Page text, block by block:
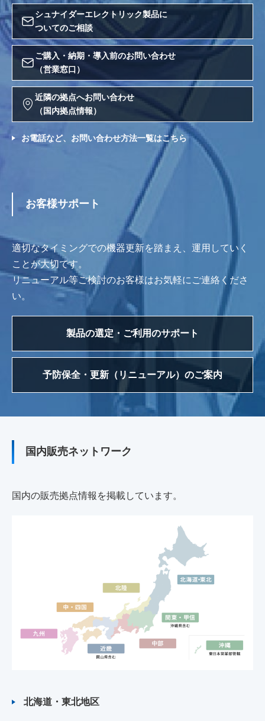
シュナイダーエレクトリック製品に
ついてのご相談
ご購入・納期・導入前のお問い合わせ
（営業窓口）
近隣の拠点へお問い合わせ
（国内拠点情報）
お電話など、お問い合わせ方法一覧はこちら
お客様サポート
適切なタイミングでの機器更新を踏まえ、運用していく
ことが大切です。
リニューアル等ご検討のお客様はお気軽にご連絡くださ
い。
製品の選定・ご利用のサポート
予防保全・更新（リニューアル）のご案内
国内販売ネットワーク
国内の販売拠点情報を掲載しています。
北海道・東北地区